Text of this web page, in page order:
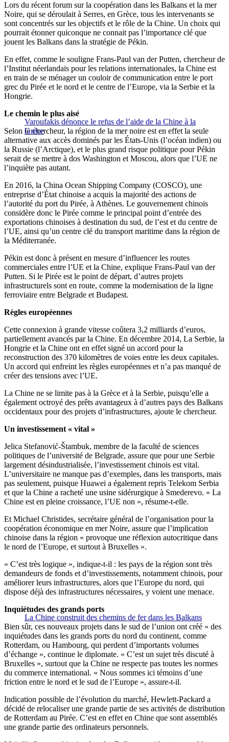
Lors du récent forum sur la coopération dans les Balkans et la mer
Noire, qui se déroulait à Serres, en Grèce, tous les intervenants se
sont concentrés sur les objectifs et le rôle de la Chine. Un choix qui
pourrait étonner quiconque ne connait pas l’importance clé que
jouent les Balkans dans la stratégie de Pékin.
En effet, comme le souligne Frans-Paul van der Putten, chercheur de
l’Institut néerlandais pour les relations internationales, la Chine est
en train de se ménager un couloir de communication entre le port
grec du Pirée et le nord et le centre de l’Europe, via la Serbie et la
Hongrie.
Varoufakis dénonce le refus de l’aide de la Chine à la
Grèce
Le chemin le plus aisé
Selon le chercheur, la région de la mer noire est en effet la seule
alternative aux accès dominés par les États-Unis (l’océan indien) ou
la Russie (l’Arctique), et le plus grand risque politique pour Pékin
serait de se mettre à dos Washington et Moscou, alors que l’UE ne
l’inquiète pas autant.
En 2016, la China Ocean Shipping Company (COSCO), une
entreprise d’État chinoise a acquis la majorité des actions de
l’autorité du port du Pirée, à Athènes. Le gouvernement chinois
considère donc le Pirée comme le principal point d’entrée des
exportations chinoises à destination du sud, de l’est et du centre de
l’UE, ainsi qu’un centre clé du transport maritime dans la région de
la Méditerranée.
Pékin est donc à présent en mesure d’influencer les routes
commerciales entre l’UE et la Chine, explique Frans-Paul van der
Putten. Si le Pirée est le point de départ, d’autres projets
infrastructurels sont en route, comme la modernisation de la ligne
ferroviaire entre Belgrade et Budapest.
Règles européennes
Cette connexion à grande vitesse coûtera 3,2 milliards d’euros,
partiellement avancés par la Chine. En décembre 2014, La Serbie, la
Hongrie et la Chine ont en effet signé un accord pour la
reconstruction des 370 kilomètres de voies entre les deux capitales.
Un accord qui enfreint les règles européennes et n’a pas manqué de
créer des tensions avec l’UE.
La Chine ne se limite pas à la Grèce et à la Serbie, puisqu’elle a
également octroyé des prêts avantageux à d’autres pays des Balkans
occidentaux pour des projets d’infrastructures, ajoute le chercheur.
Un investissement « vital »
Jelica Stefanović-Štambuk, membre de la faculté de sciences
politiques de l’université de Belgrade, assure que pour une Serbie
largement désindustrialisée, l’investissement chinois est vital.
L’universitaire ne manque pas d’exemples, dans les transports, mais
pas seulement, puisque Huawei a également repris Telekom Serbia
et que la Chine a racheté une usine sidérurgique à Smederevo. « La
Chine est en pleine croissance, l’UE non », résume-t-elle.
Et Michael Christides, secrétaire général de l’organisation pour la
coopération économique en mer Noire, assure que l’implication
chinoise dans la région « provoque une réflexion autocritique dans
le nord de l’Europe, et surtout à Bruxelles ».
« C’est très logique », indique-t-il : les pays de la région sont très
demandeurs de fonds et d’investissements, notamment chinois, pour
améliorer leurs infrastructures, alors que l’Europe du nord, qui
dispose déjà des infrastructures nécessaires, y voient une menace.
La Chine construit des chemins de fer dans les Balkans
Inquiétudes des grands ports
Bien sûr, ces nouveaux projets dans le sud de l’union ont créé « des
inquiétudes dans les grands ports du nord du continent, comme
Rotterdam, ou Hambourg, qui perdent d’importants volumes
d’échange », continue le diplomate. « C’est un sujet très discuté à
Bruxelles », surtout que la Chine ne respecte pas toutes les normes
du commerce international. « Nous sommes ici témoins d’une
friction entre le nord et le sud de l’Europe », assure-t-il.
Indication possible de l’évolution du marché, Hewlett-Packard a
décidé de relocaliser une grande partie de ses activités de distribution
de Rotterdam au Pirée. C’est en effet en Chine que sont assemblés
une grande partie des ordinateurs personnels.